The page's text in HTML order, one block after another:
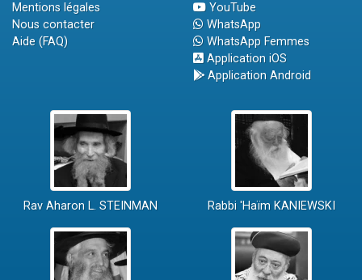
Mentions légales
Nous contacter
Aide (FAQ)
YouTube
WhatsApp
WhatsApp Femmes
Application iOS
Application Android
Rav Aharon L. STEINMAN Rabbi 'Haïm KANIEWSKI